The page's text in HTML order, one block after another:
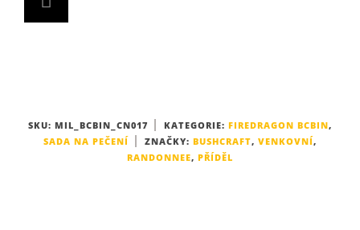
SKU: MIL_BCBIN_CN017 KATEGORIE: FIREDRAGON BCBIN,
SADA NA PEČENÍ
ZNAČKY: BUSHCRAFT, VENKOVNÍ,
RANDONNEE, PŘÍDĚL